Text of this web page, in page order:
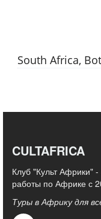
South Africa,
CULTAFRICA
Клуб "Культ Африки"
работы по Африке с
Туры в Африку для